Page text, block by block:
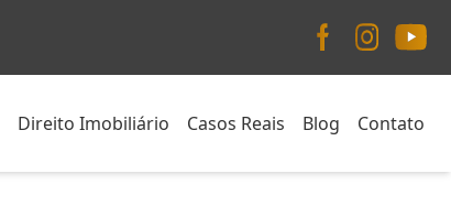
Direito Imobiliário Casos Reais Blog Contato